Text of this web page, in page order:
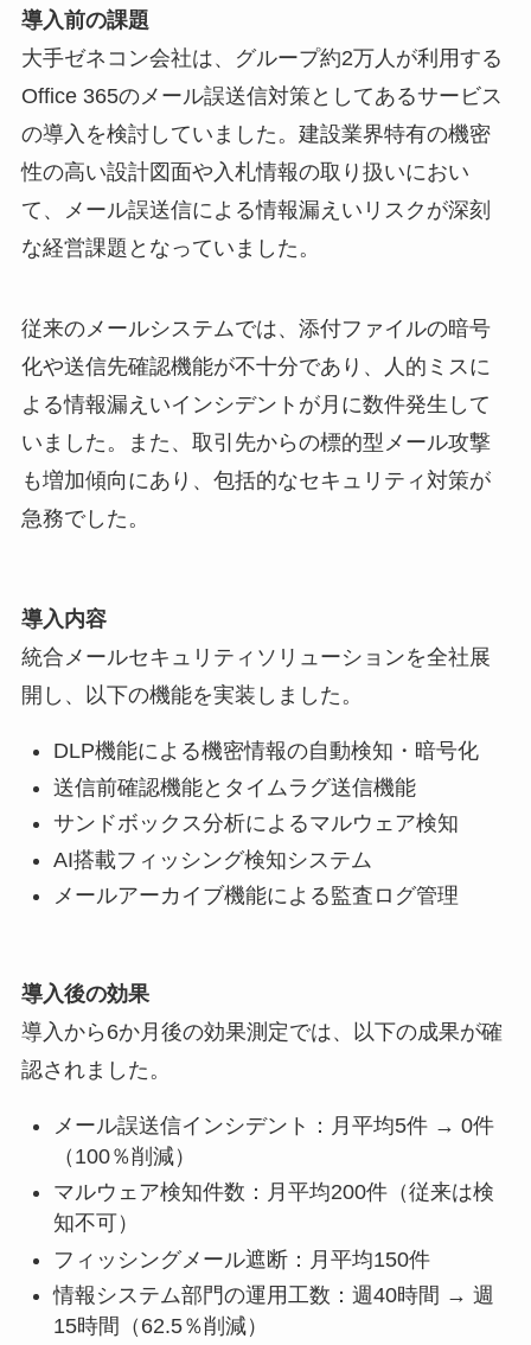
導入前の課題
大手ゼネコン会社は、グループ約2万人が利用する
Office 365のメール誤送信対策としてあるサービス
の導入を検討していました。建設業界特有の機密
性の高い設計図面や入札情報の取り扱いにおい
て、メール誤送信による情報漏えいリスクが深刻
な経営課題となっていました。
従来のメールシステムでは、添付ファイルの暗号
化や送信先確認機能が不十分であり、人的ミスに
よる情報漏えいインシデントが月に数件発生して
いました。また、取引先からの標的型メール攻撃
も増加傾向にあり、包括的なセキュリティ対策が
急務でした。
導入内容
統合メールセキュリティソリューションを全社展
開し、以下の機能を実装しました。
DLP機能による機密情報の自動検知・暗号化
送信前確認機能とタイムラグ送信機能
サンドボックス分析によるマルウェア検知
AI搭載フィッシング検知システム
メールアーカイブ機能による監査ログ管理
導入後の効果
導入から6か月後の効果測定では、以下の成果が確
認されました。
メール誤送信インシデント：月平均5件 → 0件
（100％削減）
マルウェア検知件数：月平均200件（従来は検
知不可）
フィッシングメール遮断：月平均150件
情報システム部門の運用工数：週40時間 → 週
15時間（62.5％削減）